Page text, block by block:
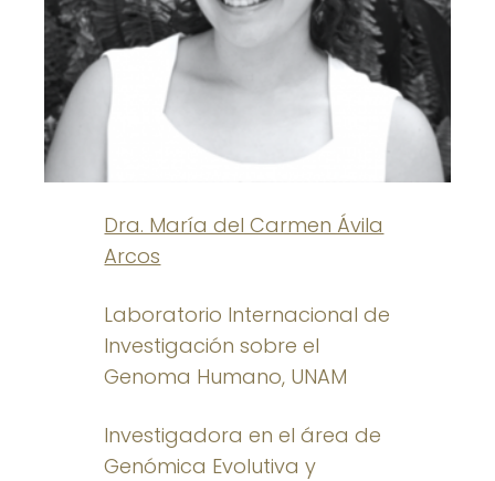
Dra. María del Carmen Ávila
Arcos
Laboratorio Internacional de
Investigación sobre el
Genoma Humano, UNAM
Investigadora en el área de
Genómica Evolutiva y